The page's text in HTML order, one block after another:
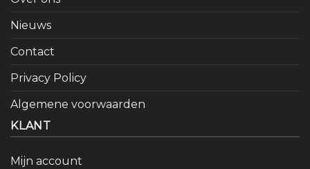
Nieuws
Contact
Privacy Policy
Algemene voorwaarden
KLANT
Mijn account